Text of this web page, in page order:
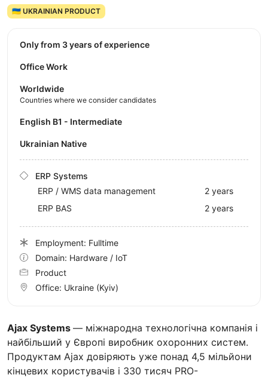
🇺🇦 UKRAINIAN PRODUCT
Ajax Systems — міжнародна технологічна компанія і
найбільший у Європі виробник охоронних систем.
Продуктам Ajax довіряють уже понад 4,5 мільйони
кінцевих користувачів і 330 тисяч PRO-
Only from 3 years of experience
Office Work
Worldwide
Countries where we consider candidates
English B1 - Intermediate
Ukrainian Native
ERP Systems
ERP / WMS data management
2 years
ERP BAS
2 years
Employment: Fulltime
Domain: Hardware / IoT
Product
Office: Ukraine (Kyiv)